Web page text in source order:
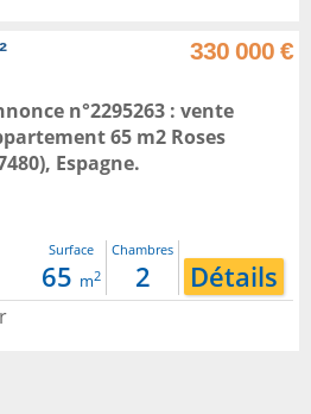
330 000 €
n°2295263 : vente
65 m2 Roses
Espagne.
Surface
65 m2
Chambres
2 Détails